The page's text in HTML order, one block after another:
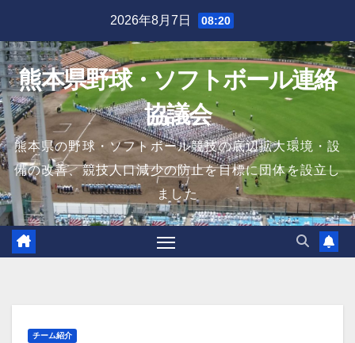
content
2026年8月7日 08:20
熊本県野球・ソフトボール連絡
協議会
熊本県の野球・ソフトボール競技の底辺拡大環境・設
備の改善、競技人口減少の防止を目標に団体を設立し
ました
チーム紹介